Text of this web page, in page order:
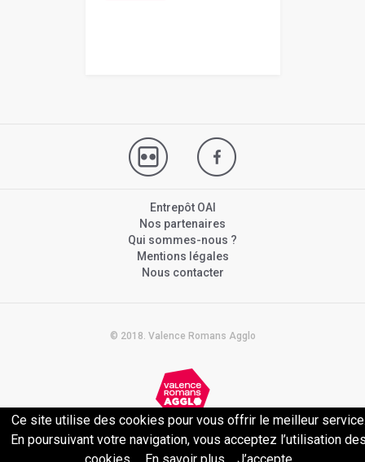
Entrepôt OAI
Nos partenaires
Qui sommes-nous ?
Mentions légales
Nous contacter
© 2018. Valence Romans Agglo
Politique de confidentialité
Ce site utilise des cookies pour vous offrir le meilleur
En poursuivant votre navigation, vous acceptez l’utilisation